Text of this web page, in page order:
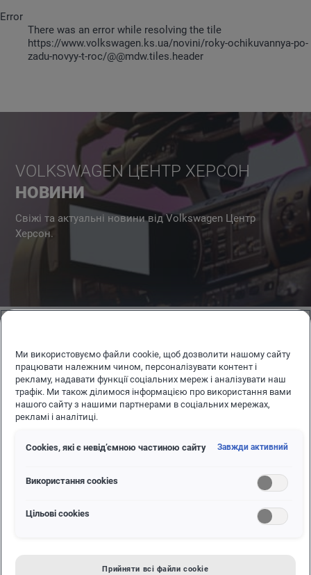
Error
There was an error while resolving the tile
https://www.volkswagen.ks.ua/novini/roky-ochikuvannya-po-
zadu-novyy-t-roc/@@mdw.tiles.header
VOLKSWAGEN ЦЕНТР ХЕРСОН
НОВИНИ
Свіжі та актуальні новини від Volkswagen Центр
Херсон.
06.05.2019
НОВИНИ ВІД ФОЛЬКСВАГЕН
РОКИ ОЧІКУВАННЯ ПОЗАДУ. НОВИЙ T-
ROC
Вже дуже скоро!
Ми використовуємо файли cookie, щоб дозволити нашому сайту
працювати належним чином, персоналізувати контент і
рекламу, надавати функції соціальних мереж і аналізувати наш
трафік. Ми також ділимося інформацією про використання вами
нашого сайту з нашими партнерами в соціальних мережах,
рекламі і аналітиці.
Сookies, які є невід’ємною частиною сайту Завжди активний
Використання cookies
Цільові сookies
Прийняти всі файли сookie